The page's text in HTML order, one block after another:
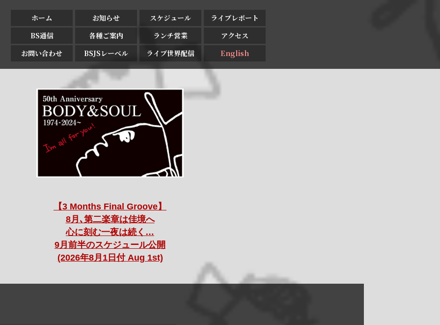
ホーム お知らせ スケジュール
ライブレポート
BS通信
各種ご案内 ランチ営業
アクセス
お問い合わせ
BSJSレーベル ライブ世界配信 English
【3 Months Final Groove】
8月､第二楽章は佳境へ
心に刻む一夜は続く…
9月前半のスケジュール公開
(2026年8月1日付 Aug 1st)